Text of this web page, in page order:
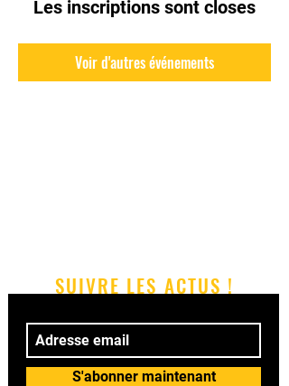
Les inscriptions sont closes
Voir d'autres événements
SUIVRE LES ACTUS !
S'abonner maintenant